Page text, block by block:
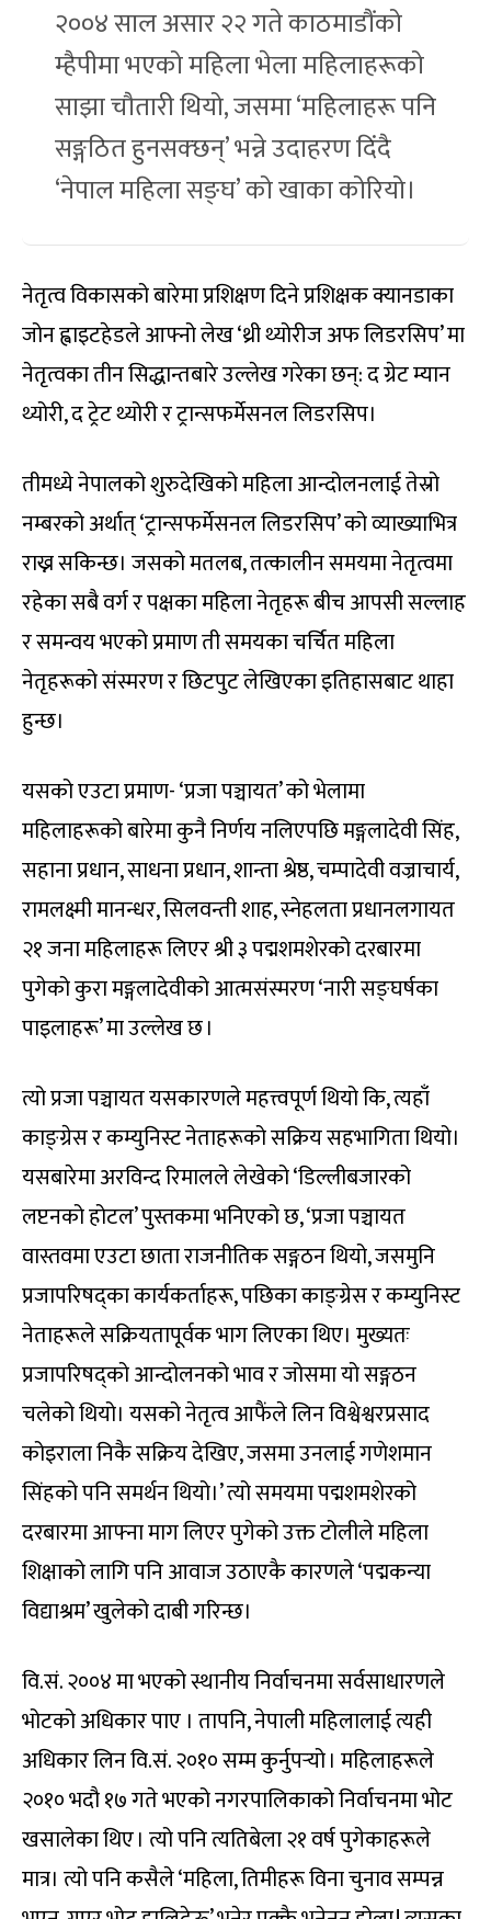
२००४ साल असार २२ गते काठमाडौंको
म्हैपीमा भएको महिला भेला महिलाहरूको
साझा चौतारी थियो, जसमा ‘महिलाहरू पनि
सङ्गठित हुनसक्छन्’ भन्ने उदाहरण दिंदै
‘नेपाल महिला सङ्घ’ को खाका कोरियो।
नेतृत्व विकासको बारेमा प्रशिक्षण दिने प्रशिक्षक क्यानडाका
जोन ह्वाइटहेडले आफ्नो लेख ‘थ्री थ्योरीज अफ लिडरसिप’ मा
नेतृत्वका तीन सिद्धान्तबारे उल्लेख गरेका छन्: द ग्रेट म्यान
थ्योरी, द ट्रेट थ्योरी र ट्रान्सफर्मेसनल लिडरसिप।
तीमध्ये नेपालको शुरुदेखिको महिला आन्दोलनलाई तेस्रो
नम्बरको अर्थात् ‘ट्रान्सफर्मेसनल लिडरसिप’ को व्याख्याभित्र
राख्न सकिन्छ। जसको मतलब, तत्कालीन समयमा नेतृत्वमा
रहेका सबै वर्ग र पक्षका महिला नेतृहरू बीच आपसी सल्लाह
र समन्वय भएको प्रमाण ती समयका चर्चित महिला
नेतृहरूको संस्मरण र छिटपुट लेखिएका इतिहासबाट थाहा
हुन्छ।
यसको एउटा प्रमाण- ‘प्रजा पञ्चायत’ को भेलामा
महिलाहरूको बारेमा कुनै निर्णय नलिएपछि मङ्गलादेवी सिंह,
सहाना प्रधान, साधना प्रधान, शान्ता श्रेष्ठ, चम्पादेवी वज्राचार्य,
रामलक्ष्मी मानन्धर, सिलवन्ती शाह, स्नेहलता प्रधानलगायत
२१ जना महिलाहरू लिएर श्री ३ पद्मशमशेरको दरबारमा
पुगेको कुरा मङ्गलादेवीको आत्मसंस्मरण ‘नारी सङ्घर्षका
पाइलाहरू’ मा उल्लेख छ ।
त्यो प्रजा पञ्चायत यसकारणले महत्त्वपूर्ण थियो कि, त्यहाँ
काङ्ग्रेस र कम्युनिस्ट नेताहरूको सक्रिय सहभागिता थियो।
यसबारेमा अरविन्द रिमालले लेखेको ‘डिल्लीबजारको
लप्टनको होटल’ पुस्तकमा भनिएको छ, ‘प्रजा पञ्चायत
वास्तवमा एउटा छाता राजनीतिक सङ्गठन थियो, जसमुनि
प्रजापरिषद्का कार्यकर्ताहरू, पछिका काङ्ग्रेस र कम्युनिस्ट
नेताहरूले सक्रियतापूर्वक भाग लिएका थिए। मुख्यतः
प्रजापरिषद्को आन्दोलनको भाव र जोसमा यो सङ्गठन
चलेको थियो। यसको नेतृत्व आफैंले लिन विश्वेश्वरप्रसाद
कोइराला निकै सक्रिय देखिए, जसमा उनलाई गणेशमान
सिंहको पनि समर्थन थियो।’ त्यो समयमा पद्मशमशेरको
दरबारमा आफ्ना माग लिएर पुगेको उक्त टोलीले महिला
शिक्षाको लागि पनि आवाज उठाएकै कारणले ‘पद्मकन्या
विद्याश्रम’ खुलेको दाबी गरिन्छ।
वि.सं. २००४ मा भएको स्थानीय निर्वाचनमा सर्वसाधारणले
भोटको अधिकार पाए । तापनि, नेपाली महिलालाई त्यही
अधिकार लिन वि.सं. २०१० सम्म कुर्नुपर्‍यो । महिलाहरूले
२०१० भदौ १७ गते भएको नगरपालिकाको निर्वाचनमा भोट
खसालेका थिए । त्यो पनि त्यतिबेला २१ वर्ष पुगेकाहरूले
मात्र। त्यो पनि कसैले ‘महिला, तिमीहरू विना चुनाव सम्पन्न